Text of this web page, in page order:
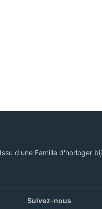
Issu d'une Famille d'horloger
Suivez-nous